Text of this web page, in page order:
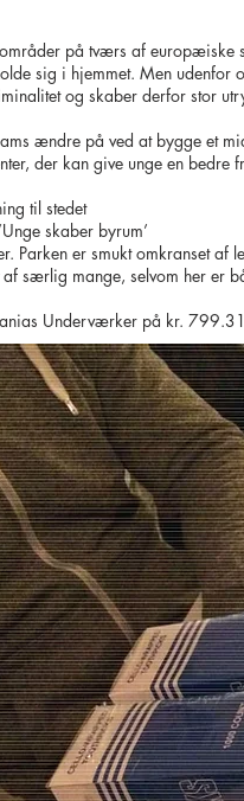
på tværs af europæiske
sig i hjemmet. Men
og skaber derfor stor
ændre på ved at bygge et
der kan give unge en
til stedet
skaber byrum’
Parken er smukt omkranset
særlig mange, selvom her er
Underværker på kr.